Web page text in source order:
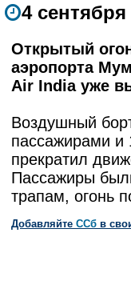
4 сентября
Открытый
аэропорта
Air India уже
Воздушный
пассажирами и
прекратил
Пассажиры
трапам, огонь
Добавляйте CСб в